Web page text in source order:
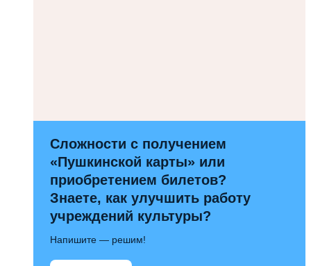
Сложности с получением
«Пушкинской карты» или
приобретением билетов?
Знаете, как улучшить работу
учреждений культуры?
Напишите — решим!